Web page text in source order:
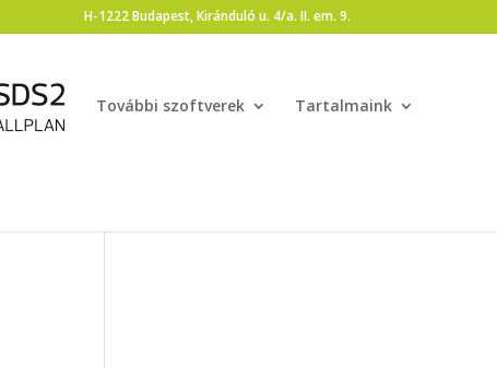
H-1222 Budapest, Kiránduló u. 4/a. II. em. 9.
További szoftverek Tartalmaink